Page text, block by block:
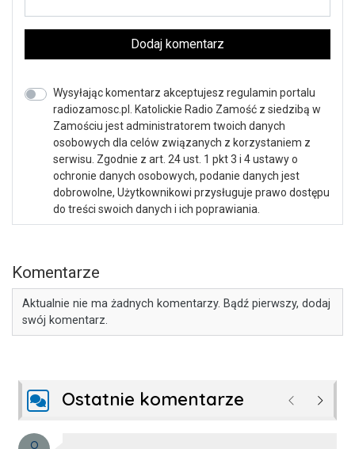
Dodaj komentarz
Wysyłając komentarz akceptujesz regulamin portalu
radiozamosc.pl. Katolickie Radio Zamość z siedzibą w
Zamościu jest administratorem twoich danych
osobowych dla celów związanych z korzystaniem z
serwisu. Zgodnie z art. 24 ust. 1 pkt 3 i 4 ustawy o
ochronie danych osobowych, podanie danych jest
dobrowolne, Użytkownikowi przysługuje prawo dostępu
do treści swoich danych i ich poprawiania.
Komentarze
Aktualnie nie ma żadnych komentarzy. Bądź pierwszy, dodaj
swój komentarz.
Ostatnie komentarze Poprzednie